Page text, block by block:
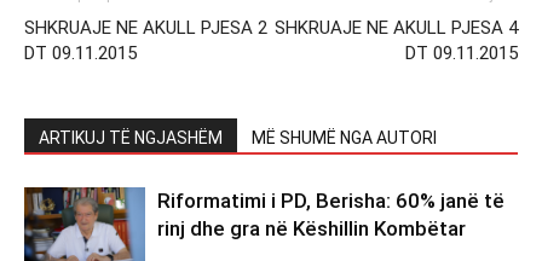
SHKRUAJE NE AKULL PJESA 2
DT 09.11.2015
SHKRUAJE NE AKULL PJESA 4
DT 09.11.2015
ARTIKUJ TË NGJASHËM MË SHUMË NGA AUTORI
Riformatimi i PD, Berisha: 60% janë të
rinj dhe gra në Këshillin Kombëtar